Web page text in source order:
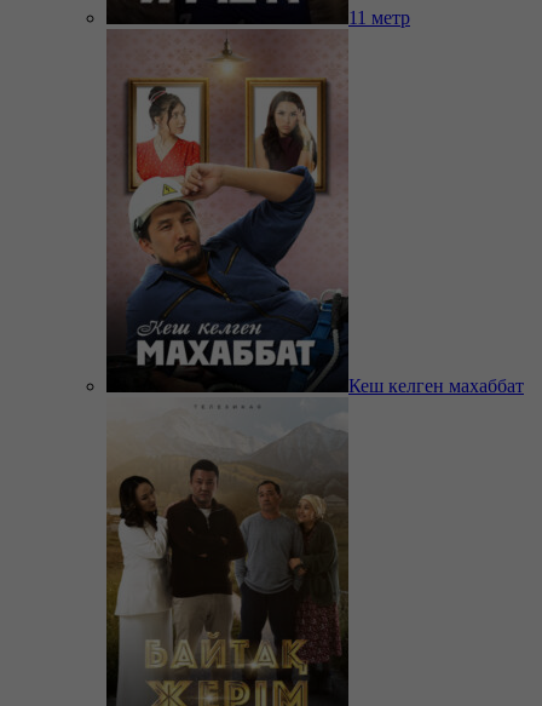
11 метр
Кеш келген махаббат